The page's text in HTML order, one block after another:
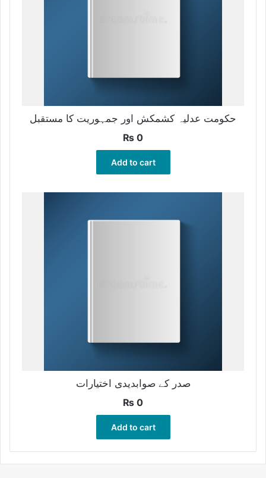
حکومت عدلیہ کشمکش اور جمہوریت کا مستقبل
₨ 0
Add to cart
صدر کے صوابدیدی اختیارات
₨ 0
Add to cart